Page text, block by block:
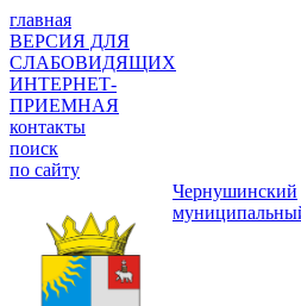
главная
ВЕРСИЯ ДЛЯ
СЛАБОВИДЯЩИХ
ИНТЕРНЕТ-
ПРИЕМНАЯ
контакты
поиск
по сайту
Чернушинский